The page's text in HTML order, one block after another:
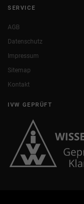
SERVICE
AGB
Datenschutz
Impressum
Sitemap
Kontakt
IVW GEPRÜFT